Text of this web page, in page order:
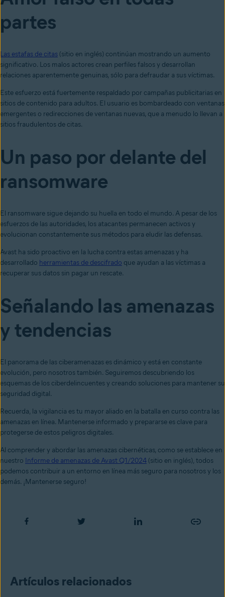
partes
Las estafas de citas (sitio en inglés) continúan mostrando un aumento
significativo. Los malos actores crean perfiles falsos y desarrollan
relaciones aparentemente genuinas, sólo para defraudar a sus víctimas.
Este esfuerzo está fuertemente respaldado por campañas publicitarias en
sitios de contenido para adultos. El usuario es bombardeado con ventanas
emergentes o redirecciones de ventanas nuevas, que a menudo lo llevan a
sitios fraudulentos de citas.
Un paso por delante del
ransomware
El ransomware sigue dejando su huella en todo el mundo. A pesar de los
esfuerzos de las autoridades, los atacantes permanecen activos y
evolucionan constantemente sus métodos para eludir las defensas.
Avast ha sido proactivo en la lucha contra estas amenazas y ha
desarrollado herramientas de descifrado que ayudan a las víctimas a
recuperar sus datos sin pagar un rescate.
Señalando las amenazas
y tendencias
El panorama de las ciberamenazas es dinámico y está en constante
evolución, pero nosotros también. Seguiremos descubriendo los
esquemas de los ciberdelincuentes y creando soluciones para mantener su
seguridad digital.
Recuerda, la vigilancia es tu mayor aliado en la batalla en curso contra las
amenazas en línea. Mantenerse informado y prepararse es clave para
protegerse de estos peligros digitales.
Al comprender y abordar las amenazas cibernéticas, como se establece en
nuestro Informe de amenazas de Avast Q1/2024 (sitio en inglés), todos
podemos contribuir a un entorno en línea más seguro para nosotros y los
demás. ¡Mantenerse seguro!
Artículos relacionados